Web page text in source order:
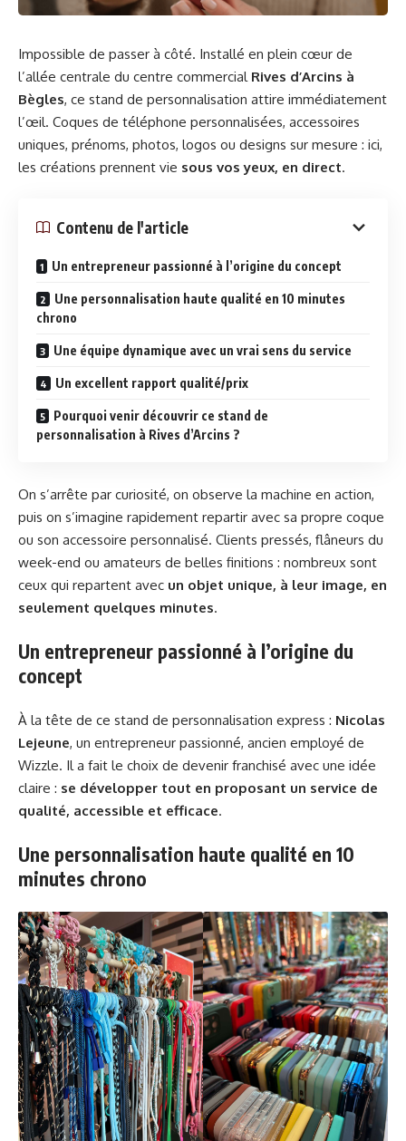
Impossible de passer à côté. Installé en plein cœur de
l’allée centrale du centre commercial Rives d’Arcins à
Bègles, ce stand de personnalisation attire immédiatement
l’œil. Coques de téléphone personnalisées, accessoires
uniques, prénoms, photos, logos ou designs sur mesure : ici,
les créations prennent vie sous vos yeux, en direct.
Contenu de l'article
Un entrepreneur passionné à l’origine du concept
Une personnalisation haute qualité en 10 minutes
chrono
Une équipe dynamique avec un vrai sens du service
Un excellent rapport qualité/prix
Pourquoi venir découvrir ce stand de
personnalisation à Rives d’Arcins ?
On s’arrête par curiosité, on observe la machine en action,
puis on s’imagine rapidement repartir avec sa propre coque
ou son accessoire personnalisé. Clients pressés, flâneurs du
week-end ou amateurs de belles finitions : nombreux sont
ceux qui repartent avec un objet unique, à leur image, en
seulement quelques minutes.
Un entrepreneur passionné à l’origine du
concept
À la tête de ce stand de personnalisation express : Nicolas
Lejeune, un entrepreneur passionné, ancien employé de
Wizzle. Il a fait le choix de devenir franchisé avec une idée
claire : se développer tout en proposant un service de
qualité, accessible et efficace.
Une personnalisation haute qualité en 10
minutes chrono